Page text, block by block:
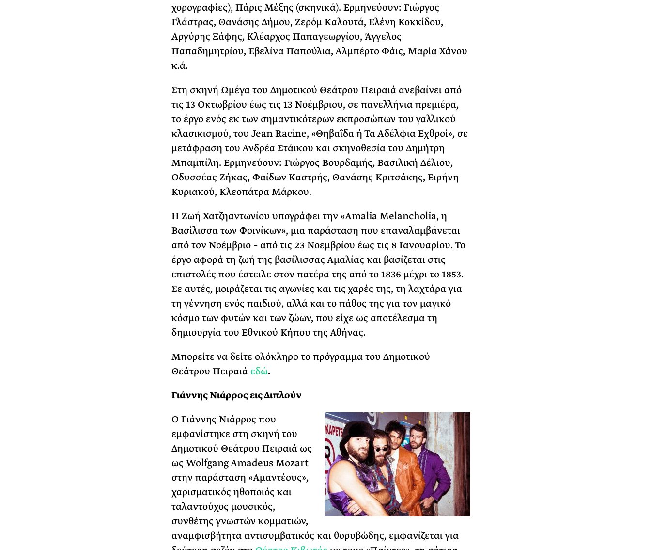
χορογραφίες), Πάρις Μέξης (σκηνικά). Ερμηνεύουν: Γιώργος
Γλάστρας, Θανάσης Δήμου, Ζερόμ Καλουτά, Ελένη Κοκκίδου,
Αργύρης Ξάφης, Κλέαρχος Παπαγεωργίου, Άγγελος
Παπαδημητρίου, Εβελίνα Παπούλια, Αλμπέρτο Φάις, Μαρία Χάνου
κ.ά.
Στη σκηνή Ωμέγα του Δημοτικού Θεάτρου Πειραιά ανεβαίνει από
τις 13 Οκτωβρίου έως τις 13 Νοέμβριου, σε πανελλήνια πρεμιέρα,
το έργο ενός εκ των σημαντικότερων εκπροσώπων του γαλλικού
κλασικισμού, του Jean Racine, «Θηβαΐδα ή Τα Αδέλφια Εχθροί», σε
μετάφραση του Ανδρέα Στάικου και σκηνοθεσία του Δημήτρη
Μπαμπίλη. Ερμηνεύουν: Γιώργος Βουρδαμής, Βασιλική Δέλιου,
Οδυσσέας Ζήκας, Φαίδων Καστρής, Θανάσης Κριτσάκης, Ειρήνη
Κυριακού, Κλεοπάτρα Μάρκου.
Η Ζωή Χατζηαντωνίου υπογράφει την «Amalia Μelancholia, η
Βασίλισσα των Φοινίκων», μια παράσταση που επαναλαμβάνεται
από τον Νοέμβριο – από τις 23 Νοεμβρίου έως τις 8 Ιανουαρίου. Το
έργο αφορά τη ζωή της βασίλισσας Αμαλίας και βασίζεται στις
επιστολές που έστειλε στον πατέρα της από το 1836 μέχρι το 1853.
Σε αυτές, μοιράζεται τις αγωνίες και τις χαρές της, τη λαχτάρα για
τη γέννηση ενός παιδιού, αλλά και το πάθος της για τον μαγικό
κόσμο των φυτών και των ζώων, που είχε ως αποτέλεσμα τη
δημιουργία του Εθνικού Κήπου της Αθήνας.
Μπορείτε να δείτε ολόκληρο το πρόγραμμα του Δημοτικού
Θεάτρου Πειραιά εδώ.
Γιάννης Νιάρρος εις Διπλούν
O Γιάννης Νιάρρος που
εμφανίστηκε στη σκηνή του
Δημοτικού Θεάτρου Πειραιά ως
ως Wolfgang Amadeus Mozart
στην παράσταση «Αμαντέους»,
χαρισματικός ηθοποιός και
ταλαντούχος μουσικός,
συνθέτης γνωστών κομματιών,
αναμφισβήτητα αντισυμβατικός και θορυβώδης, εμφανίζεται για